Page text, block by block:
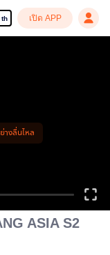
th เปิด APP
างลื่นไหล
ASIA S2